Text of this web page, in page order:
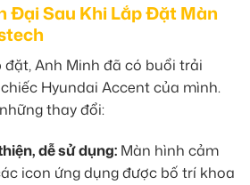
Đại Sau Khi Lắp Đặt Màn
Anh Minh đã có buổi trải
Hyundai Accent của mình.
thay đổi:
dễ sử dụng: Màn hình cảm
icon ứng dụng được bố trí khoa